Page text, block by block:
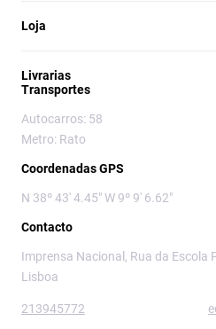
Loja
Livrarias
Transportes
Autocarros: 58
Metro: Rato
Coordenadas GPS
N 38º 43' 4.45" W 9º 9' 6.62"
Contacto
Imprensa Nacional, Rua da Escola
Lisboa
213945772